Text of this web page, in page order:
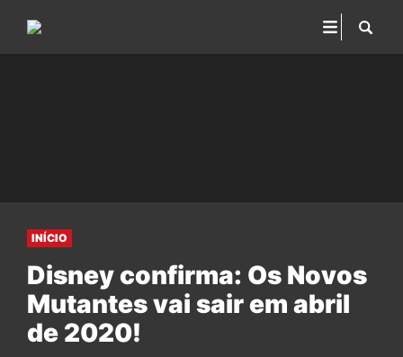
INÍCIO
Disney confirma: Os Novos
Mutantes vai sair em abril
de 2020!